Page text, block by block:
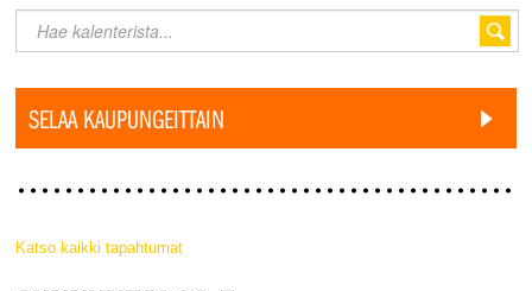
SELAA KAUPUNGEITTAIN
Katso kaikki tapahtumat